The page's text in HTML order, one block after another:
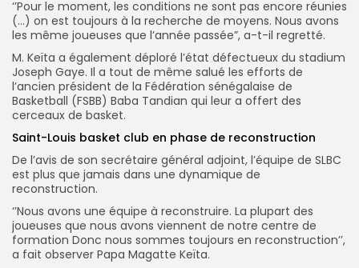
‘’Pour le moment, les conditions ne sont pas encore réunies
(…) on est toujours à la recherche de moyens. Nous avons
les même joueuses que l’année passée”, a-t-il regretté.
M. Keïta a également déploré l’état défectueux du stadium
Joseph Gaye. Il a tout de même salué les efforts de
l’ancien président de la Fédération sénégalaise de
Basketball (FSBB) Baba Tandian qui leur a offert des
cerceaux de basket.
Saint-Louis basket club en phase de reconstruction
De l’avis de son secrétaire général adjoint, l’équipe de SLBC
est plus que jamais dans une dynamique de
reconstruction.
‘’Nous avons une équipe à reconstruire. La plupart des
joueuses que nous avons viennent de notre centre de
formation Donc nous sommes toujours en reconstruction’’,
a fait observer Papa Magatte Keïta.